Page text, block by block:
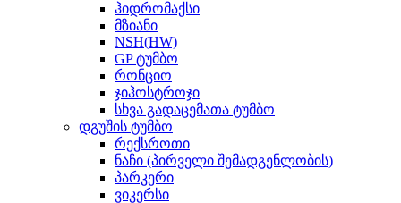
ჰიდრომაქსი
მზიანი
NSH(HW)
GP ტუმბო
რონციო
ჯიჰოსტროჯი
სხვა გადაცემათა ტუმბო
დგუშის ტუმბო
რექსროთი
ნაჩი (პირველი შემადგენლობის)
პარკერი
ვიკერსი